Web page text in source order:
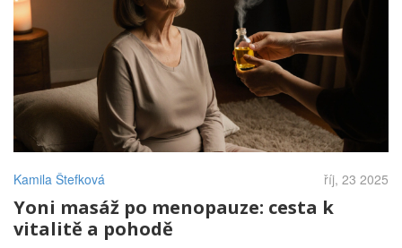
Kamila Štefková říj, 23 2025
Yoni masáž po menopauze: cesta k
vitalitě a pohodě